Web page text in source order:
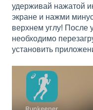
удерживай нажатой
экране и нажми
верхнем углу! После
необходимо
установить